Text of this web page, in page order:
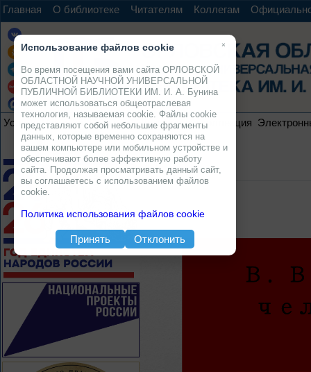
Главная О библиотеке Читателям Коллегам
Услуги Ресурсы Проекты Электронная коллекция
×
Использование файлов cookie
Во время посещения вами сайта ОРЛОВСКОЙ
ОБЛАСТНОЙ НАУЧНОЙ УНИВЕРСАЛЬНОЙ
ПУБЛИЧНОЙ БИБЛИОТЕКИ ИМ. И. А. Бунина
может использоваться общеотраслевая
технология, называемая cookie. Файлы cookie
представляют собой небольшие фрагменты
данных, которые временно сохраняются на
вашем компьютере или мобильном устройстве и
обеспечивают более эффективную работу
сайта. Продолжая просматривать данный сайт,
вы соглашаетесь с использованием файлов
cookie.
Политика использования файлов cookie
Принять Отклонить